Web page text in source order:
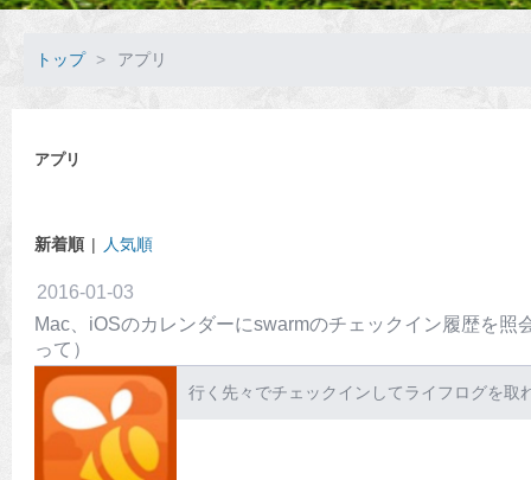
トップ > アプリ
アプリ
新着順 人気順
2016-01-03
Mac、iOSのカレンダーにswarmのチェックイン履歴を
って）
行く先々でチェックインしてライフログを取